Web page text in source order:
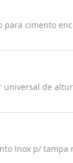
para cimento
universal de
Inox p/